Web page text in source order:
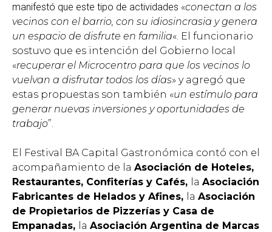
manifestó que este tipo de actividades «conectan a los
vecinos con el barrio, con su idiosincrasia y genera
un espacio de disfrute en familia«. El funcionario
sostuvo que es intención del Gobierno local
«recuperar el Microcentro para que los vecinos lo
vuelvan a disfrutar todos los días» y agregó que
estas propuestas son también «un estímulo para
generar nuevas inversiones y oportunidades de
trabajo”.
El Festival BA Capital Gastronómica contó con el
acompañamiento de la Asociación de Hoteles,
Restaurantes, Confiterías y Cafés, la Asociación
Fabricantes de Helados y Afines, la Asociación
de Propietarios de Pizzerías y Casa de
Empanadas, la Asociación Argentina de Marcas